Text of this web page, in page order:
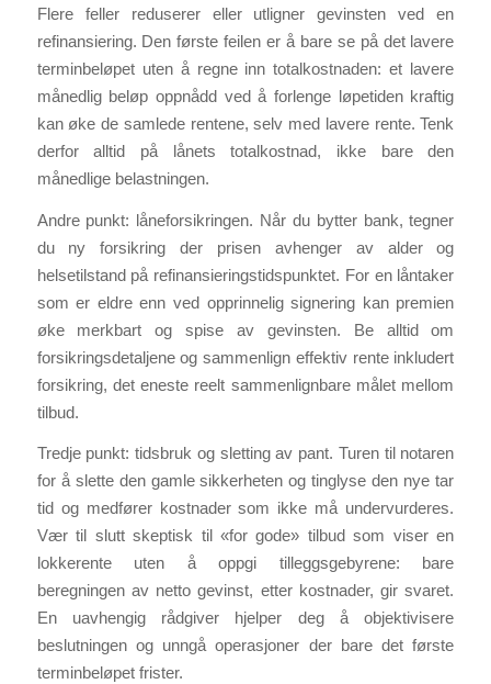
Flere feller reduserer eller utligner gevinsten ved en
refinansiering. Den første feilen er å bare se på det lavere
terminbeløpet uten å regne inn totalkostnaden: et lavere
månedlig beløp oppnådd ved å forlenge løpetiden kraftig
kan øke de samlede rentene, selv med lavere rente. Tenk
derfor alltid på lånets totalkostnad, ikke bare den
månedlige belastningen.
Andre punkt: låneforsikringen. Når du bytter bank, tegner
du ny forsikring der prisen avhenger av alder og
helsetilstand på refinansieringstidspunktet. For en låntaker
som er eldre enn ved opprinnelig signering kan premien
øke merkbart og spise av gevinsten. Be alltid om
forsikringsdetaljene og sammenlign effektiv rente inkludert
forsikring, det eneste reelt sammenlignbare målet mellom
tilbud.
Tredje punkt: tidsbruk og sletting av pant. Turen til notaren
for å slette den gamle sikkerheten og tinglyse den nye tar
tid og medfører kostnader som ikke må undervurderes.
Vær til slutt skeptisk til «for gode» tilbud som viser en
lokkerente uten å oppgi tilleggsgebyrene: bare
beregningen av netto gevinst, etter kostnader, gir svaret.
En uavhengig rådgiver hjelper deg å objektivisere
beslutningen og unngå operasjoner der bare det første
terminbeløpet frister.